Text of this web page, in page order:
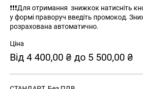
❗️❗️❗️Для отримання  знижкок натисніть
у формі праворуч введіть промокод.
розрахована автоматично.
Ціна
Від 4 400,00 ₴ до 5 500,00 ₴